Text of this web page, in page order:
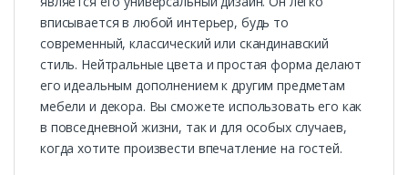
вписывается в любой интерьер, будь то
современный, классический или скандинавский
стиль. Нейтральные цвета и простая форма делают
его идеальным дополнением к другим предметам
мебели и декора. Вы сможете использовать его как
в повседневной жизни, так и для особых случаев,
когда хотите произвести впечатление на гостей.